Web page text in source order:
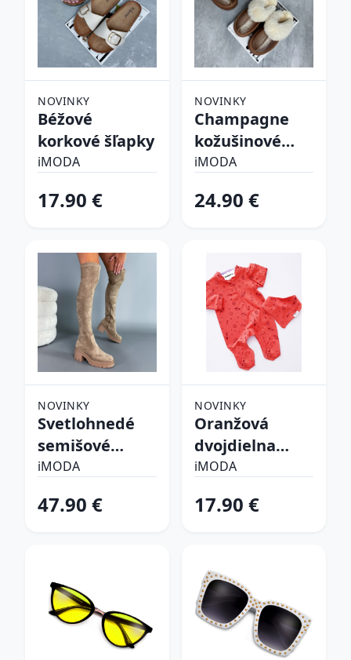
NOVINKY
Béžové
korkové šľapky
iMODA
17.90 €
NOVINKY
Champagne
kožušinové
šľapky
iMODA
24.90 €
NOVINKY
Svetlohnedé
semišové
vysoké čižmy
iMODA
47.90 €
NOVINKY
Oranžová
dvojdielna
bavlnená
iMODA
17.90 €